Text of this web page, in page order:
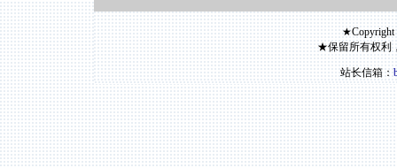
★Copyright
★保留所有权利
站长信箱：